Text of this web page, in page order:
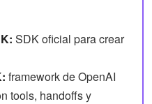
SDK oficial para crear
framework de OpenAI
tools, handoffs y